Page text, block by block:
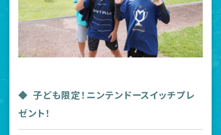
◆ 子ども限定！ニンテンドースイッチプレ
ゼント！